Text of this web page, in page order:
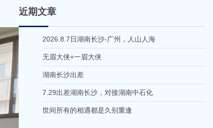
近期文章
2026.8.7日湖南长沙-广州，人山人海
无眉大侠+一眉大侠
湖南长沙出差
7.29出差湖南长沙，对接湖南中石化
世间所有的相遇都是久别重逢